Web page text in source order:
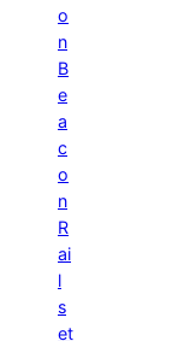
o
n
B
e
a
c
o
n
R
ai
l
s
et